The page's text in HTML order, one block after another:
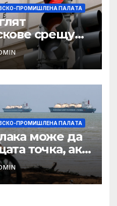
ПРОМИШЛЕНА ПАЛAТА
срещу
в
дело с
ПРОМИШЛЕНА ПАЛAТА
може да
точка, ако